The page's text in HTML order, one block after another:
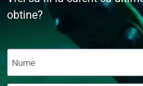
obtine?